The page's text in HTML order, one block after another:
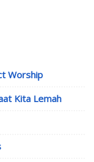
Worship
Kita Lemah